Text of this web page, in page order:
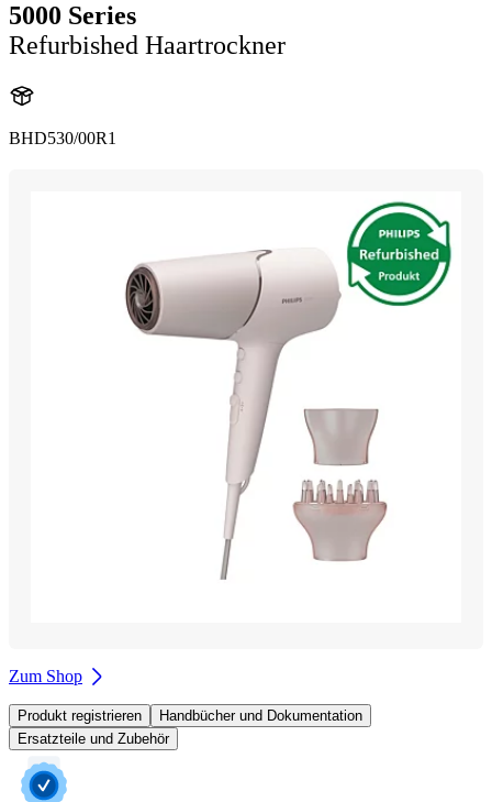
5000 Series
Refurbished Haartrockner
BHD530/00R1
Zum Shop
Produkt registrieren
Handbücher und Dokumentation
Ersatzteile und Zubehör